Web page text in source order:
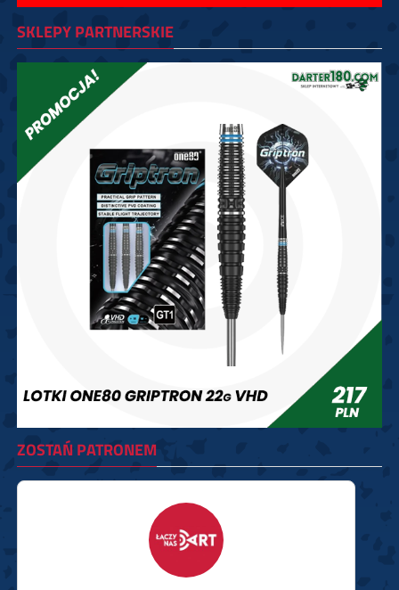
SKLEPY PARTNERSKIE
ZOSTAŃ PATRONEM